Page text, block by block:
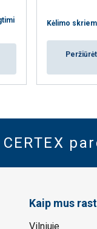
Kėlimo
Kaip mus
Vilniuje